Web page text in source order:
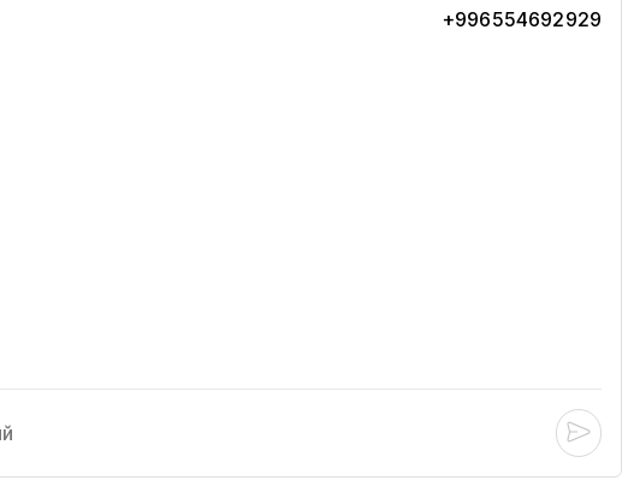
+996554692929